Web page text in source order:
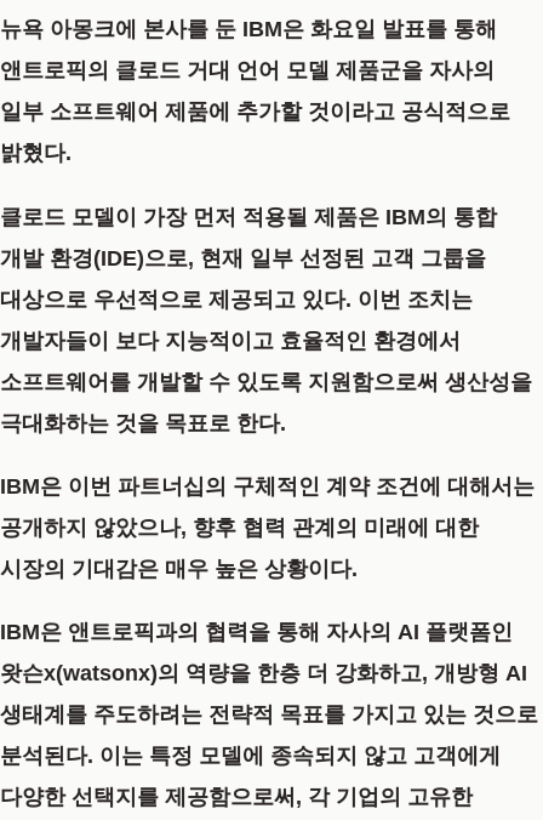
뉴욕 아몽크에 본사를 둔 IBM은 화요일 발표를 통해
앤트로픽의 클로드 거대 언어 모델 제품군을 자사의
일부 소프트웨어 제품에 추가할 것이라고 공식적으로
밝혔다.
클로드 모델이 가장 먼저 적용될 제품은 IBM의 통합
개발 환경(IDE)으로, 현재 일부 선정된 고객 그룹을
대상으로 우선적으로 제공되고 있다. 이번 조치는
개발자들이 보다 지능적이고 효율적인 환경에서
소프트웨어를 개발할 수 있도록 지원함으로써 생산성을
극대화하는 것을 목표로 한다.
IBM은 이번 파트너십의 구체적인 계약 조건에 대해서는
공개하지 않았으나, 향후 협력 관계의 미래에 대한
시장의 기대감은 매우 높은 상황이다.
IBM은 앤트로픽과의 협력을 통해 자사의 AI 플랫폼인
왓슨x(watsonx)의 역량을 한층 더 강화하고, 개방형 AI
생태계를 주도하려는 전략적 목표를 가지고 있는 것으로
분석된다. 이는 특정 모델에 종속되지 않고 고객에게
다양한 선택지를 제공함으로써, 각 기업의 고유한